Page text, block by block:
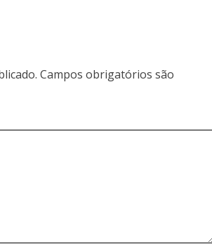
Campos obrigatórios são